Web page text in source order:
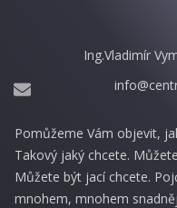
Ing.Vladimír
Pomůžeme Vám objevit,
Takový jaký chcete.
Můžete být jací chcete.
mnohem, mnohem